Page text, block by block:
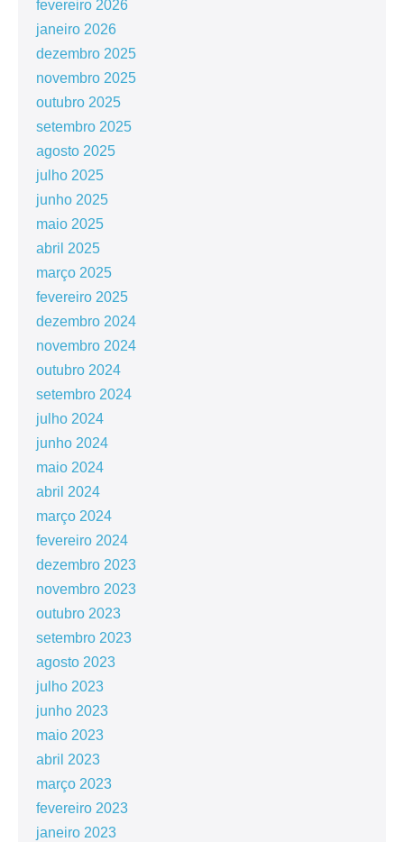
fevereiro 2026
janeiro 2026
dezembro 2025
novembro 2025
outubro 2025
setembro 2025
agosto 2025
julho 2025
junho 2025
maio 2025
abril 2025
março 2025
fevereiro 2025
dezembro 2024
novembro 2024
outubro 2024
setembro 2024
julho 2024
junho 2024
maio 2024
abril 2024
março 2024
fevereiro 2024
dezembro 2023
novembro 2023
outubro 2023
setembro 2023
agosto 2023
julho 2023
junho 2023
maio 2023
abril 2023
março 2023
fevereiro 2023
janeiro 2023